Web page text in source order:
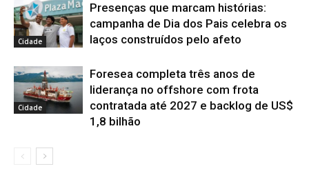
Cidade
Presenças que marcam histórias:
campanha de Dia dos Pais celebra os
laços construídos pelo afeto
Cidade
Foresea completa três anos de
liderança no offshore com frota
contratada até 2027 e backlog de US$
1,8 bilhão